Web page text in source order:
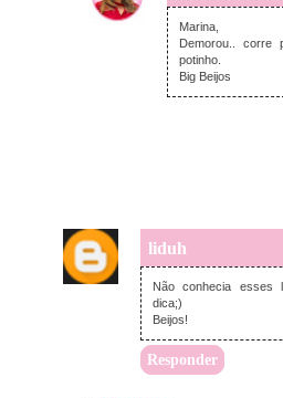
Marina,
Demorou.. corre
potinho.
Big Beijos
liduh
Não conhecia esses
dica;)
Beijos!
Responder